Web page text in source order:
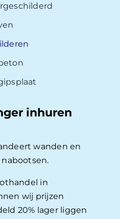
inhuren
wanden en
in
wij prijzen
20% lager liggen